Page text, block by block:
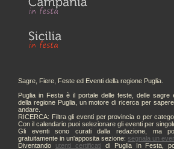
Sagre, Fiere, Feste ed Eventi della regione Puglia.
Puglia in Festa è il portale delle feste, delle sagre
della regione Puglia, un motore di ricerca per
andare.
RICERCA: Filtra gli eventi per provincia o per
Con il calendario puoi selezionare gli eventi per
Gli eventi sono curati dalla redazione, ma
gratuitamente in un'apposita sezione: segnala un
Diventando utenti certificatidi Puglia In Festa,